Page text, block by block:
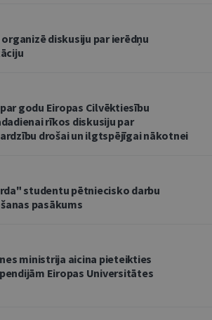
diskusiju par ierēdņu
godu Eiropas Cilvēktiesību
rīkos diskusiju par
drošai un ilgtspējīgai nākotnei
studentu pētniecisko darbu
pasākums
ministrija aicina pieteikties
Eiropas Universitātes